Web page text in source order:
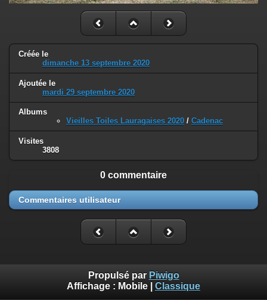
Créée le
dimanche 13 septembre 2020
Ajoutée le
mardi 29 septembre 2020
Albums
Vieilles Toiles Lauragaises 2020 / Cadenac
Visites
3808
0 commentaire
Commentaires utilisateur
Propulsé par Piwigo
Affichage : Mobile Classique